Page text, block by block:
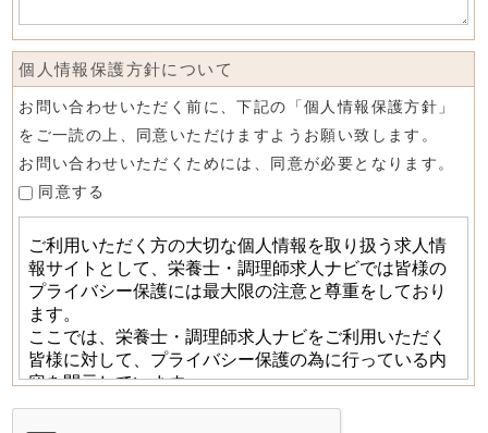
個人情報保護方針について
お問い合わせいただく前に、下記の「個人情報保護方針」
をご一読の上、同意いただけますようお願い致します。
お問い合わせいただくためには、同意が必要となります。
同意する